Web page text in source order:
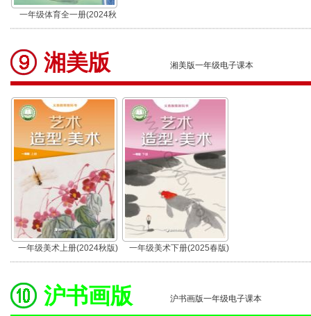
一年级体育全一册(2024秋
版)
湘美版 湘美版一年级电子课本
一年级美术上册(2024秋版) 一年级美术下册(2025春版)
沪书画版 沪书画版一年级电子课本